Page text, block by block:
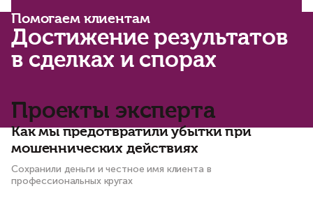
Помогаем клиентам
Достижение результатов
в сделках и спорах
Проекты эксперта
Как мы предотвратили убытки при
мошеннических действиях
Сохранили деньги и честное имя клиента в
профессиональных кругах